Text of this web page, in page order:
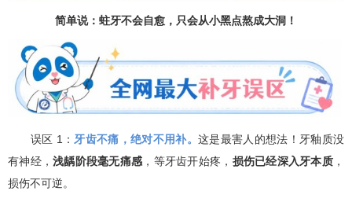
简单说：蛀牙不会自愈，只会从小黑点熬成大洞！
误区 1： 牙齿不痛，绝对不用补。这是最害人的想法！牙釉质没
有神经，浅龋阶段毫无痛感 ，等牙齿开始疼， 损伤已经深入牙本质 ，
损伤不可逆。